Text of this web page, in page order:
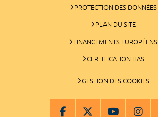
PROTECTION DES DONNÉES
PLAN DU SITE
FINANCEMENTS EUROPÉENS
CERTIFICATION HAS
GESTION DES COOKIES